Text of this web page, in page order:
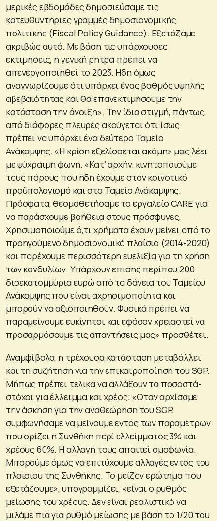
μερικές εβδομάδες δημοσιεύσαμε τις
κατευθυντήριες γραμμές δημοσιονομικής
πολιτικής (Fiscal Policy Guidance). Εξετάζαμε
ακριβώς αυτό. Με βάση τις υπάρχουσες
εκτιμήσεις, η γενική ρήτρα πρέπει να
απενεργοποιηθεί το 2023. Ηδη όμως
αναγνωρίζουμε ότι υπάρχει ένας βαθμός υψηλής
αβεβαιότητας και θα επανεκτιμήσουμε την
κατάσταση την άνοιξη». Την ίδια στιγμή, πάντως,
από διάφορες πλευρές ακούγεται ότι ίσως
πρέπει να υπάρχει ένα δεύτερο Ταμείο
Ανάκαμψης. «Η κρίση εξελίσσεται ακόμη» μας λέει
με ψύχραιμη φωνή. «Κατ’ αρχήν, κινητοποιούμε
τους πόρους που ήδη έχουμε στον κοινοτικό
προϋπολογισμό και στο Ταμείο Ανάκαμψης.
Πρόσφατα, θεσμοθετήσαμε το εργαλείο CARE για
να παράσχουμε βοήθεια στους πρόσφυγες.
Χρησιμοποιούμε ό,τι χρήματα έχουν μείνει από το
προηγούμενο δημοσιονομικό πλαίσιο (2014-2020)
και παρέχουμε περισσότερη ευελιξία για τη χρήση
των κονδυλίων. Υπάρχουν επίσης περίπου 200
δισεκατομμύρια ευρώ από τα δάνεια του Ταμείου
Ανάκαμψης που είναι αχρησιμοποίητα και
μπορούν να αξιοποιηθούν. Φυσικά πρέπει να
παραμείνουμε ευκίνητοι και εφόσον χρειαστεί να
προσαρμόσουμε τις απαντήσεις μας» προσθέτει.
Αναμφίβολα, η τρέχουσα κατάσταση μεταβάλλει
και τη συζήτηση για την επικαιροποίηση του SGP.
Μήπως πρέπει τελικά να αλλάξουν τα ποσοστά-
στόχοι για έλλειμμα και χρέος; «Οταν αρχίσαμε
την άσκηση για την αναθεώρηση του SGP,
συμφωνήσαμε να μείνουμε εντός των παραμέτρων
που ορίζει η Συνθήκη περί ελλείμματος 3% και
χρέους 60%. Η αλλαγή τους απαιτεί ομοφωνία.
Μπορούμε όμως να επιτύχουμε αλλαγές εντός του
πλαισίου της Συνθήκης. Το μείζον ερώτημα που
εξετάζουμε», υπογραμμίζει, «είναι ο ρυθμός
μείωσης του χρέους. Δεν είναι ρεαλιστικό να
μιλάμε πια για ρυθμό μείωσης με βάση το 1/20 του